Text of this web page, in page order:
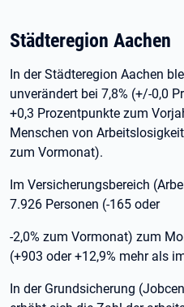
Städteregion Aachen
In der Städteregion Aachen
unverändert bei 7,8% (+/-0,0
+0,3 Prozentpunkte zum
Menschen von
zum Vormonat).
Im Versicherungsbereich
7.926 Personen (-165 oder
-2,0% zum Vormonat) zum
(+903 oder +12,9% mehr als
In der Grundsicherung